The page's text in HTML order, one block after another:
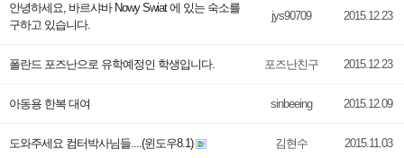
안녕하세요, 바르샤바 Nowy Swiat 에 있는 숙소를
구하고 있습니다.
jys90709 2015.12.23
폴란드 포즈난으로 유학예정인 학생입니다. 포즈난친구 2015.12.23
아동용 한복 대여 sinbeeing 2015.12.09
도와주세요 컴터박사님들....(윈도우8.1) 김현수 2015.11.03